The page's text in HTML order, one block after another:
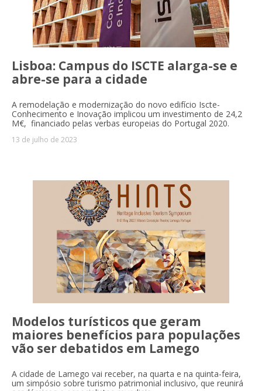
Lisboa: Campus do ISCTE alarga-se e
abre-se para a cidade
A remodelação e modernização do novo edifício Iscte-
Conhecimento e Inovação implicou um investimento de 24,2
M€, financiado pelas verbas europeias do Portugal 2020.
13 de julho de 2023
Modelos turísticos que geram
maiores benefícios para populações
vão ser debatidos em Lamego
A cidade de Lamego vai receber, na quarta e na quinta-feira,
um simpósio sobre turismo patrimonial inclusivo, que reunirá